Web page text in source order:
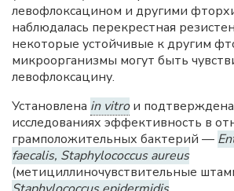
левофлоксацином и другими
наблюдалась перекрестная
некоторые устойчивые к другим
микроорганизмы могут быть
левофлоксацину.
Установлена in vitroи подтверждена
исследованиях эффективность в
грамположительных бактерий —
faecalis, Staphylococcus aureus
(метициллиночувствительные